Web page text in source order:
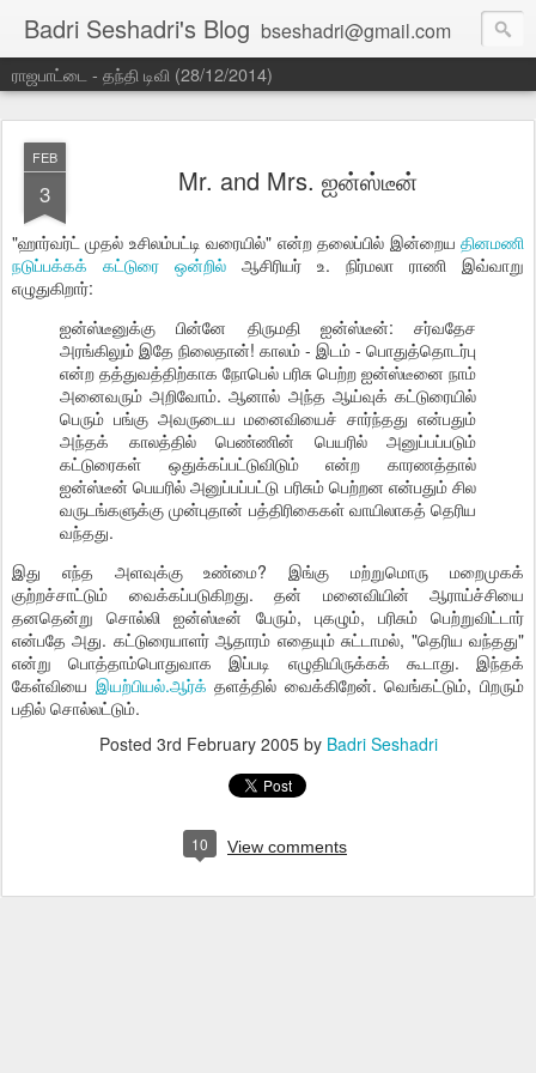
Badri Seshadri's Blog bseshadri@gmail.com
ராஜபாட்டை - தந்தி டிவி (28/12/2014)
FEB
3 Mr. and Mrs. ஐன்ஸ்டீன்
"ஹார்வர்ட் முதல் உசிலம்பட்டி வரையில்" என்ற தலைப்பில் இன்றைய தினமணி
நடுப்பக்கக் கட்டுரை ஒன்றில் ஆசிரியர் உ. நிர்மலா ராணி இவ்வாறு
எழுதுகிறார்:
ஐன்ஸ்டீனுக்கு பின்னே திருமதி ஐன்ஸ்டீன்: சர்வதேச
அரங்கிலும் இதே நிலைதான்! காலம் - இடம் - பொதுத்தொடர்பு
என்ற தத்துவத்திற்காக நோபெல் பரிசு பெற்ற ஐன்ஸ்டீனை நாம்
அனைவரும் அறிவோம். ஆனால் அந்த ஆய்வுக் கட்டுரையில்
பெரும் பங்கு அவருடைய மனைவியைச் சார்ந்தது என்பதும்
அந்தக் காலத்தில் பெண்ணின் பெயரில் அனுப்பப்படும்
கட்டுரைகள் ஒதுக்கப்பட்டுவிடும் என்ற காரணத்தால்
ஐன்ஸ்டீன் பெயரில் அனுப்பப்பட்டு பரிசும் பெற்றன என்பதும் சில
வருடங்களுக்கு முன்புதான் பத்திரிகைகள் வாயிலாகத் தெரிய
வந்தது.
இது எந்த அளவுக்கு உண்மை? இங்கு மற்றுமொரு மறைமுகக்
குற்றச்சாட்டும் வைக்கப்படுகிறது. தன் மனைவியின் ஆராய்ச்சியை
தனதென்று சொல்லி ஐன்ஸ்டீன் பேரும், புகழும், பரிசும் பெற்றுவிட்டார்
என்பதே அது. கட்டுரையாளர் ஆதாரம் எதையும் சுட்டாமல், "தெரிய வந்தது"
என்று பொத்தாம்பொதுவாக இப்படி எழுதியிருக்கக் கூடாது. இந்தக்
கேள்வியை இயற்பியல்.ஆர்க் தளத்தில் வைக்கிறேன். வெங்கட்டும், பிறரும்
பதில் சொல்லட்டும்.
Posted 3rd February 2005by Badri Seshadri
10 View comments